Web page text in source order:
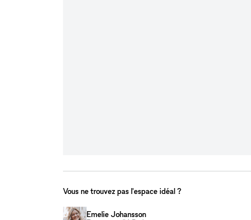
Vous ne trouvez pas l'espace idéal ?
Emelie Johansson